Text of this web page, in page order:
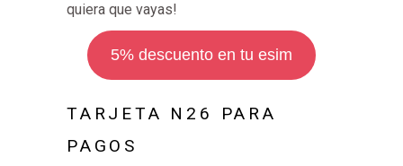
quiera que vayas!
5% descuento en tu esim
TARJETA N26 PARA
PAGOS